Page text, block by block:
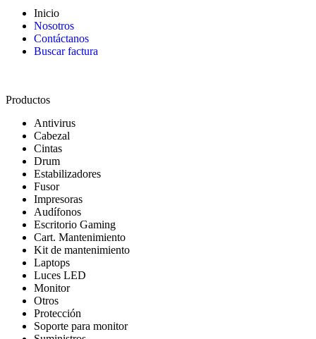
Inicio
Nosotros
Contáctanos
Buscar factura
Productos
Antivirus
Cabezal
Cintas
Drum
Estabilizadores
Fusor
Impresoras
Audífonos
Escritorio Gaming
Cart. Mantenimiento
Kit de mantenimiento
Laptops
Luces LED
Monitor
Otros
Protección
Soporte para monitor